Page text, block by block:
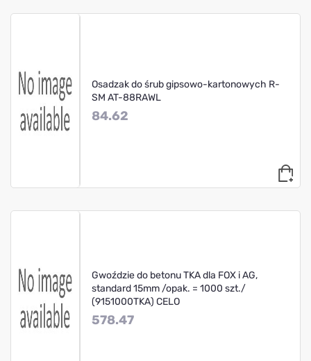
Osadzak do śrub gipsowo-kartonowych R-
SM AT-88RAWL
84.62
Gwoździe do betonu TKA dla FOX i AG,
standard 15mm /opak. = 1000 szt./
(9151000TKA) CELO
578.47